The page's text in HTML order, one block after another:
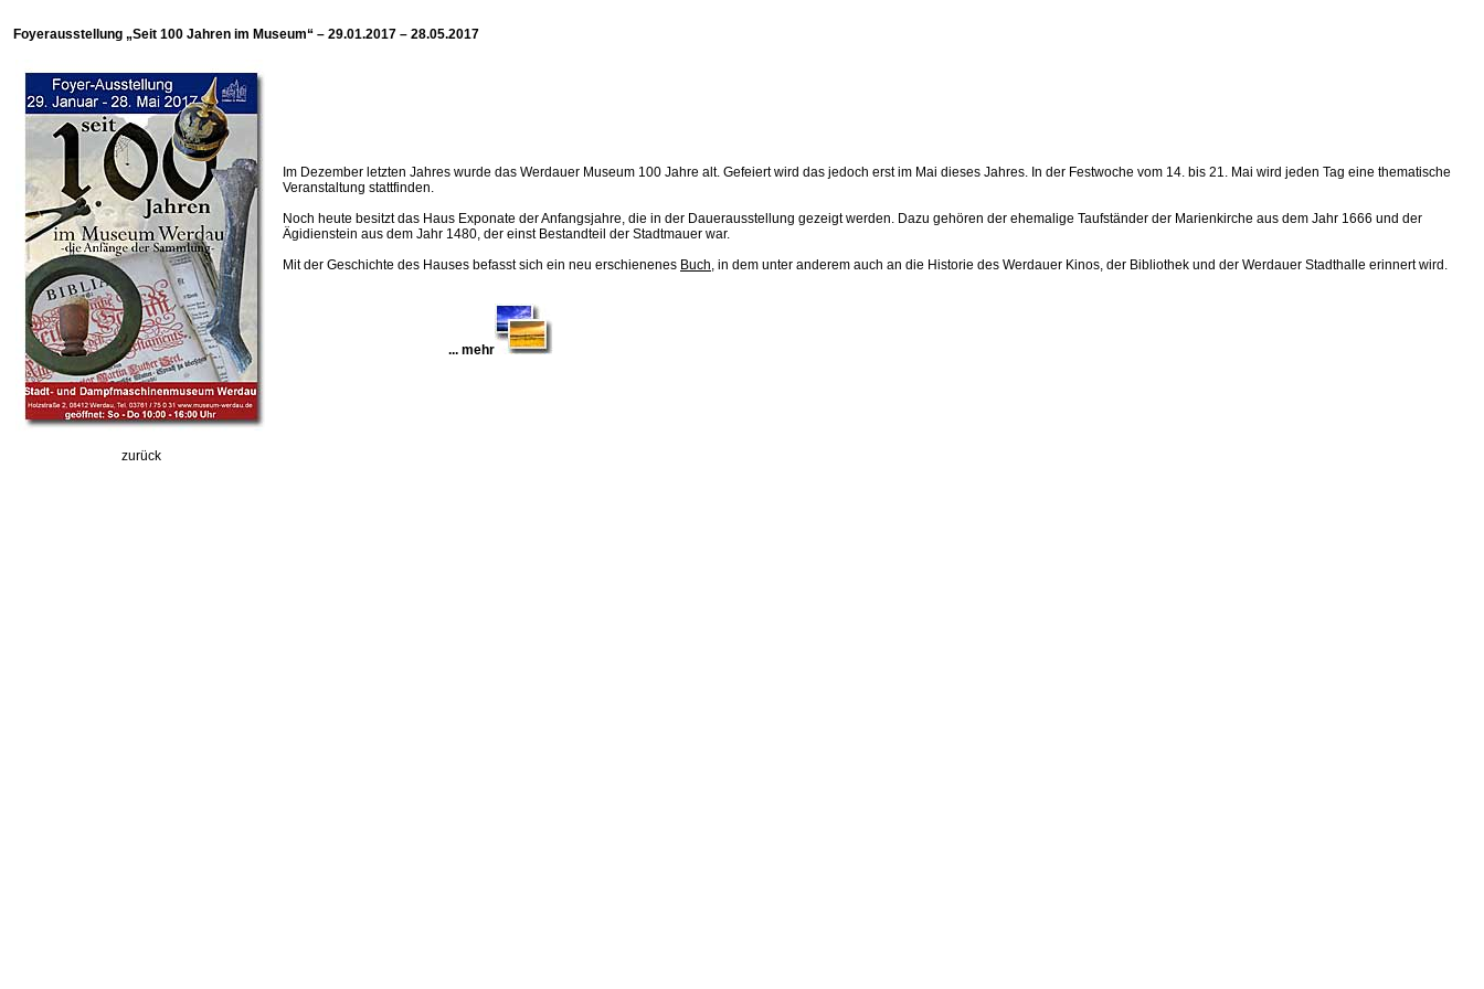
Foyerausstellung „Seit 100 Jahren im Museum“ – 29.01.2017 – 28.05.2017
zurück
Im Dezember letzten Jahres wurde das Werdauer Museum 100 Jahre alt. Gefeiert wird das jedoch erst im Mai dieses Jahres. In der Festwoche vom 14. bis 21. Mai wird jeden Tag eine thematische
Veranstaltung stattfinden.
Noch heute besitzt das Haus Exponate der Anfangsjahre, die in der Dauerausstellung gezeigt werden. Dazu gehören der ehemalige Taufständer der Marienkirche aus dem Jahr 1666 und der
Ägidienstein aus dem Jahr 1480, der einst Bestandteil der Stadtmauer war.
Mit der Geschichte des Hauses befasst sich ein neu erschienenes Buch, in dem unter anderem auch an die Historie des Werdauer Kinos, der Bibliothek und der Werdauer Stadthalle erinnert wird.
... mehr